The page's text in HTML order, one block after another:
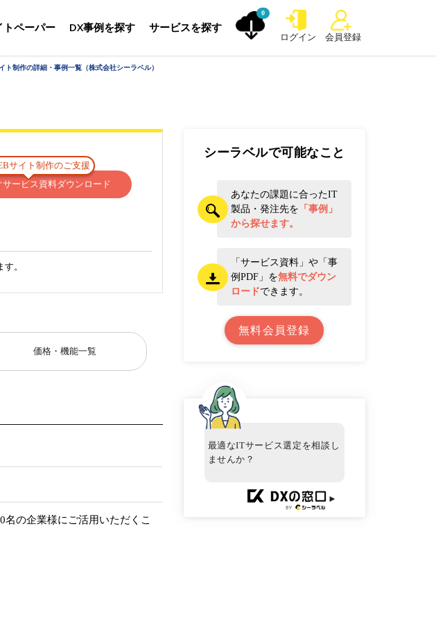
トペーパー DX事例を探す サービスを探す
0
ログイン 会員登録
ト制作の詳細・事例一覧（株式会社シーラベル）
サイト制作のご支援
サービス資料ダウンロード
。
価格・機能一覧
の企業様にご活用いただくこ
シーラベルで可能なこと
あなたの課題に合ったIT
製品・発注先を 「事例」
から探せます。
「サービス資料」や「事
例PDF」を無料でダウン
ロードできます。
無料会員登録
最適なITサービス選定を相談し
ませんか？
►